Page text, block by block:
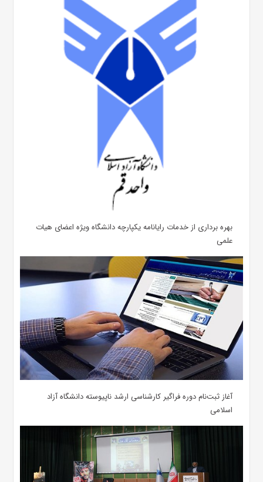
بهره برداری از خدمات رایانامه یکپارچه دانشگاه ویژه اعضای هیات
علمی
آغاز ثبت‌نام دوره فراگیر کارشناسی ارشد ناپیوسته دانشگاه آزاد
اسلامی